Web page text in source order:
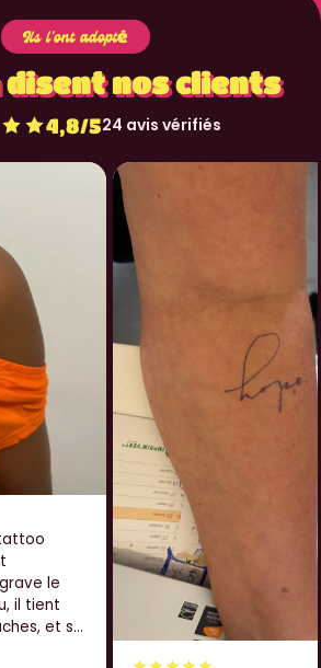
Ils l'ont adopté
disent nos clients
4,8/524 avis vérifiés
le
il tient
et sur
Juste